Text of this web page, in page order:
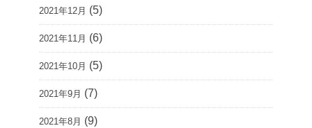
2021年12月 (5)
2021年11月 (6)
2021年10月 (5)
2021年9月 (7)
2021年8月 (9)